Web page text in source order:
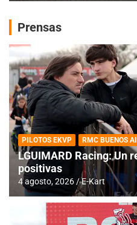
Prensas
PILOTOS EKVP RMC BUENOS
LGUIMARD Racing: Un
positivas
4 agosto, 2026 E-Kart